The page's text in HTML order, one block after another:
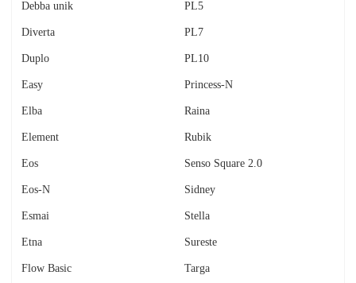
Debba unik
Diverta
Duplo
Easy
Elba
Element
Eos
Eos-N
Esmai
Etna
Flow Basic
PL5
PL7
PL10
Princess-N
Raina
Rubik
Senso Square 2.0
Sidney
Stella
Sureste
Targa